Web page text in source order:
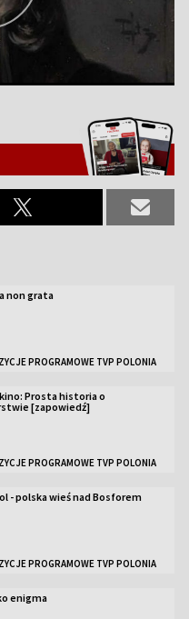
non grata
PROGRAMOWE TVP POLONIA
Prosta historia o
[zapowiedź]
PROGRAMOWE TVP POLONIA
- polska wieś nad Bosforem
PROGRAMOWE TVP POLONIA
enigma